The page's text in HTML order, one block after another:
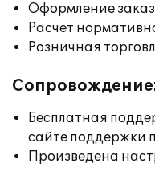
Оформление
Расчет
Розничная
Бесплатная
сайте поддержки
Произведена